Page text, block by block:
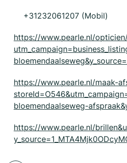
+31232061207 (Mobil)
https://www.pearle.nl/
https://www.pearle.nl/maak-
bloemendaalseweg-
https://www.pearle.nl/